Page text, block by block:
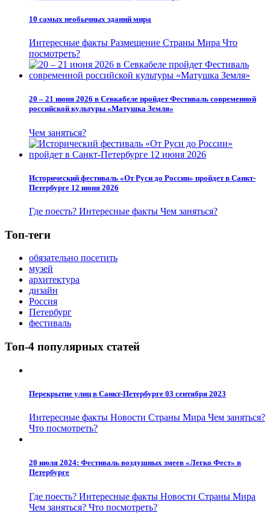
10 самых необычных зданий мира
Интересные факты Размещение Страны Мира Что
посмотреть?
20 – 21 июня 2026 в Севкабеле пройдет Фестиваль современной
российской культуры «Матушка Земля»
Чем заняться?
Исторический фестиваль «От Руси до России» пройдет в Санкт-
Петербурге 12 июня 2026
Где поесть? Интересные факты Чем заняться?
Топ-теги
обязательно посетить
музей
архитектура
дизайн
Россия
Петербург
фестиваль
Топ-4 популярных статей
Перекрытие улиц в Санкт-Петербурге 03 сентября 2023
Интересные факты Новости Страны Мира Чем заняться?
Что посмотреть?
20 июля 2024: Фестиваль воздушных змеев «Легко Фест» в
Петербурге
Где поесть? Интересные факты Новости Страны Мира
Чем заняться? Что посмотреть?